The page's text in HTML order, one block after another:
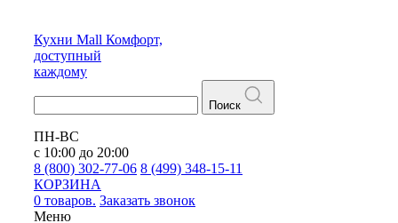
Кухни Mall Комфорт,
доступный
каждому
Поиск
ПН-ВС
с 10:00 до 20:00
8 (800) 302-77-06 8 (499) 348-15-11
КОРЗИНА
0 товаров. Заказать звонок
Меню